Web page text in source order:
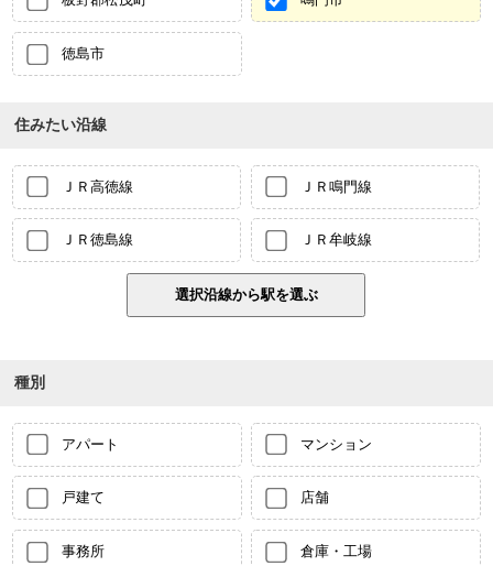
徳島市
住みたい沿線
ＪＲ高徳線 ＪＲ鳴門線
ＪＲ徳島線 ＪＲ牟岐線
種別
アパート マンション
戸建て 店舗
事務所 倉庫・工場